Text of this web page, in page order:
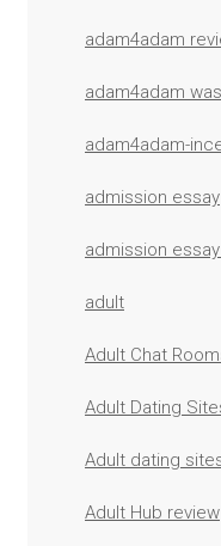
adam4adam
adam4adam
adam4adam-
admission essay
admission
adult
Adult Chat
Adult Dating
Adult dating
Adult Hub review